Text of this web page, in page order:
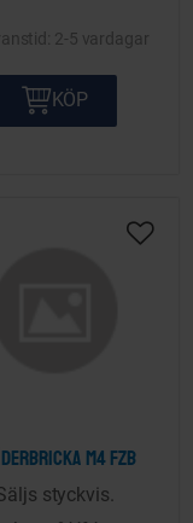
2-5 vardagar
KÖP
M4 FZB
styckvis.
Lägg